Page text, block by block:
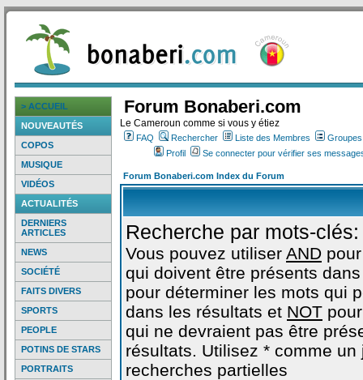
> ACCUEIL
NOUVEAUTÉS
COPOS
MUSIQUE
VIDÉOS
ACTUALITÉS
DERNIERS
ARTICLES
NEWS
SOCIÉTÉ
FAITS DIVERS
SPORTS
PEOPLE
POTINS DE STARS
PORTRAITS
Forum Bonaberi.com
Le Cameroun comme si vous y étiez
FAQ Rechercher Liste des Membres
Profil
Se connecter pour vérifier ses
Forum Bonaberi.com Index du Forum
Recherche par mots-clés:
Vous pouvez utiliser AND
qui doivent être présents
pour déterminer les mots qui
dans les résultats et NOT
qui ne devraient pas être
résultats. Utilisez * comme un
recherches partielles